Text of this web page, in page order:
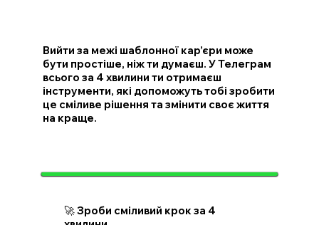
Вийти за межі шаблонної кар’єри може
бути простіше, ніж ти думаєш. У Телеграм
всього за 4 хвилини ти отримаєш
інструменти, які допоможуть тобі зробити
це сміливе рішення та змінити своє життя
на краще.
🚀 Зроби сміливий крок за 4